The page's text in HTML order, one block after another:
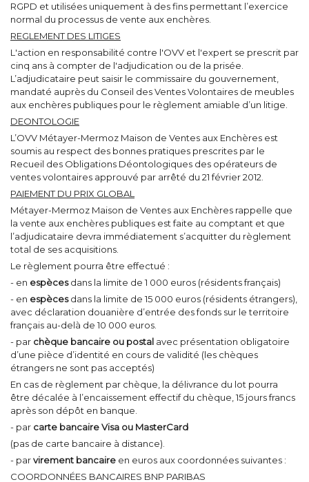
RGPD et utilisées uniquement à des fins permettant l’exercice
normal du processus de vente aux enchères.
REGLEMENT DES LITIGES
L'action en responsabilité contre l'OVV et l'expert se prescrit par
cinq ans à compter de l'adjudication ou de la prisée.
L’adjudicataire peut saisir le commissaire du gouvernement,
mandaté auprès du Conseil des Ventes Volontaires de meubles
aux enchères publiques pour le règlement amiable d’un litige.
DEONTOLOGIE
L’OVV Métayer-Mermoz Maison de Ventes aux Enchères est
soumis au respect des bonnes pratiques prescrites par le
Recueil des Obligations Déontologiques des opérateurs de
ventes volontaires approuvé par arrêté du 21 février 2012.
PAIEMENT DU PRIX GLOBAL
Métayer-Mermoz Maison de Ventes aux Enchères rappelle que
la vente aux enchères publiques est faite au comptant et que
l’adjudicataire devra immédiatement s’acquitter du règlement
total de ses acquisitions.
Le règlement pourra être effectué :
- en espècesdans la limite de 1 000 euros (résidents français)
- en espècesdans la limite de 15 000 euros (résidents étrangers),
avec déclaration douanière d’entrée des fonds sur le territoire
français au-delà de 10 000 euros.
- par chèque bancaire ou postal avec présentation obligatoire
d’une pièce d’identité en cours de validité (les chèques
étrangers ne sont pas acceptés)
En cas de règlement par chèque, la délivrance du lot pourra
être décalée à l’encaissement effectif du chèque, 15 jours francs
après son dépôt en banque.
- par carte bancaire Visa ou MasterCard
(pas de carte bancaire à distance).
- parvirement bancaire en euros aux coordonnées suivantes :
COORDONNÉES BANCAIRES BNP PARIBAS